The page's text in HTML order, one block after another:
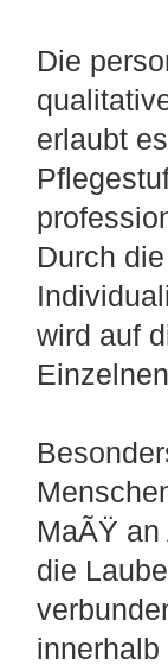
Die
erlaubt
Durch
wird auf
MaÃŸ
die